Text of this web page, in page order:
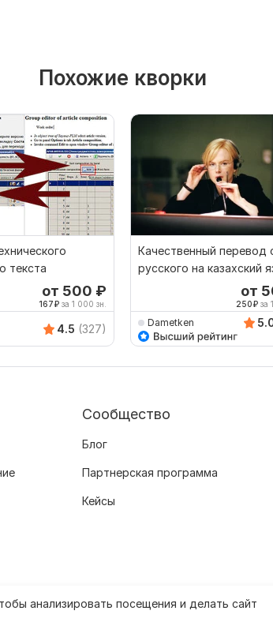
Похожие кворки
текста
от 500 ₽
167₽ за 1 000 зн.
4.5 (327)
Качественный перевод
русского на казахский
от
250₽ за
Dametken
анализировать посещения и делать сайт
Сообщество
Блог
Партнерская программа
Кейсы